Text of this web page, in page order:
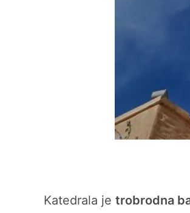
Katedrala je trobrodna